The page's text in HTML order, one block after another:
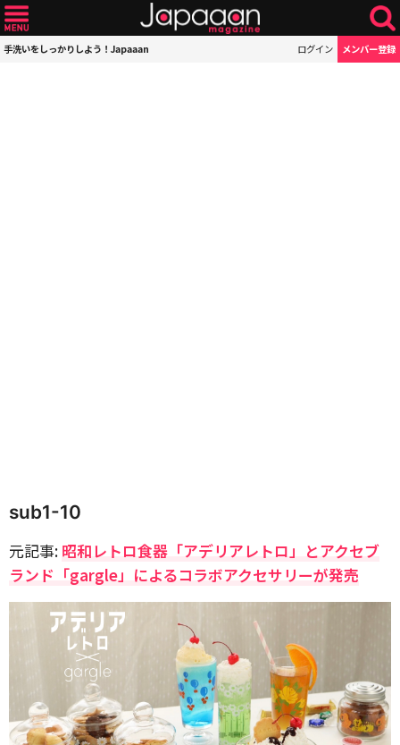
手洗いをしっかりしよう！Japaaan ログイン メンバー登録
sub1-10
元記事: 昭和レトロ食器「アデリアレトロ」とアクセブ
ランド「gargle」によるコラボアクセサリーが発売